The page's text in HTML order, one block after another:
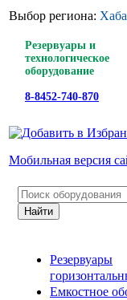
Выбор региона:
Резервуары и
технологическое
оборудование
8-8452-740-870
Мобильная версия
Резервуары
Емкостное